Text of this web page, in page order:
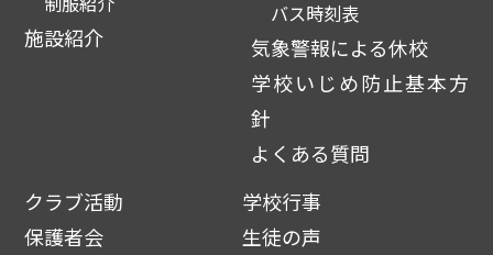
施設紹介
バス時刻表
気象警報による休校
学校いじめ防止基本方
針
よくある質問
クラブ活動
学校行事
保護者会
生徒の声